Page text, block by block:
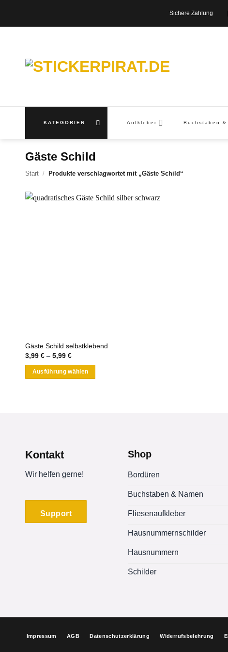
Sichere
KATEGORIEN Aufkleber Buchstaben &
Gäste Schild
Start / Produkte verschlagwortet mit „Gäste Schild“
Gäste Schild selbstklebend
3,99 €– 5,99 €
Ausführung wählen
Die
können
gewählt
Kontakt
Wir helfen gerne!
Support
Shop
Bordüren
Buchstaben & Namen
Fliesenaufkleber
Hausnummernschilder
Hausnummern
Schilder
Impressum AGB Datenschutzerklärung Widerrufsbelehrung